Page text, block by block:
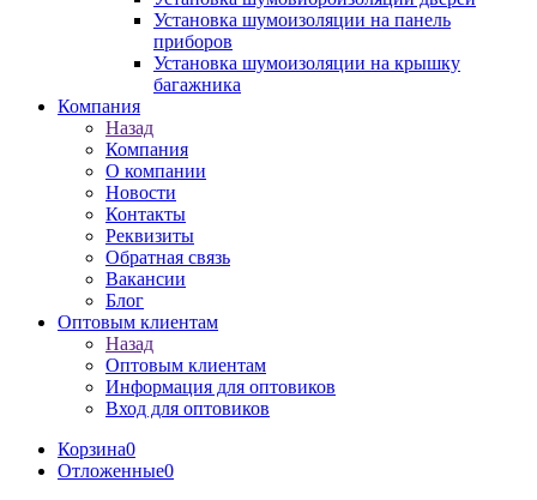
Установка шумоизоляции на панель
приборов
Установка шумоизоляции на крышку
багажника
Компания
Назад
Компания
О компании
Новости
Контакты
Реквизиты
Обратная связь
Вакансии
Блог
Оптовым клиентам
Назад
Оптовым клиентам
Информация для оптовиков
Вход для оптовиков
Корзина0
Отложенные0